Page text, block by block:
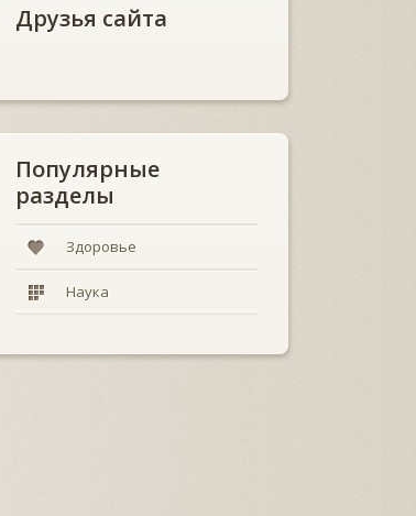
Друзья сайта
Популярные
разделы
Здоровье
Наука